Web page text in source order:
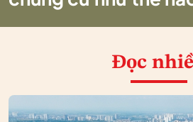
Đọc